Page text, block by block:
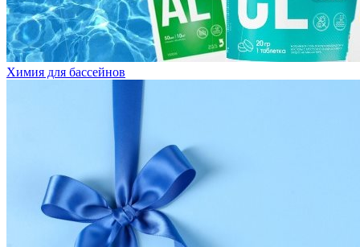
Химия для бассейнов